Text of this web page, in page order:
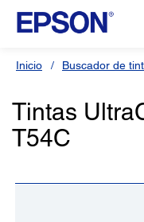
Inicio Buscador de
Tintas
T54C